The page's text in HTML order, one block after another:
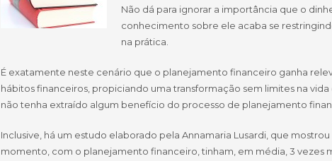
Não dá para ignorar a importância que o
conhecimento sobre ele acaba se
na prática.
É exatamente neste cenário que o planejamento financeiro ganha
hábitos financeiros, propiciando uma transformação sem limites na
não tenha extraído algum benefício do processo de planejamento
Inclusive, há um estudo elaborado pela Annamaria Lusardi, que
momento, com o planejamento financeiro, tinham, em média, 3 vezes